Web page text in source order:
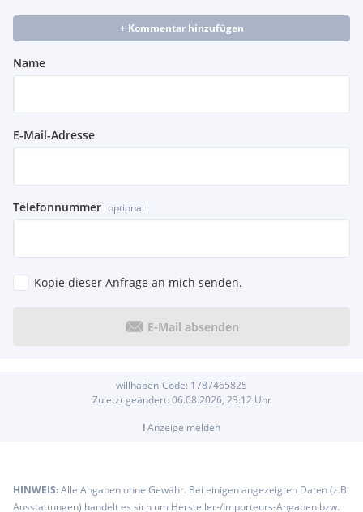
+ Kommentar hinzufügen
Name
E-Mail-Adresse
Telefonnummer optional
Kopie dieser Anfrage an mich senden.
E-Mail absenden
willhaben-Code: 1787465825
Zuletzt geändert: 06.08.2026, 23:12 Uhr
!Anzeige melden
HINWEIS:Alle Angaben ohne Gewähr. Bei einigen angezeigten Daten (z.B.
Ausstattungen) handelt es sich um Hersteller-/Importeurs-Angaben bzw.